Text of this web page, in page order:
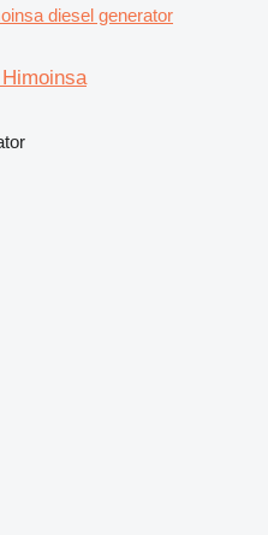
diesel generator